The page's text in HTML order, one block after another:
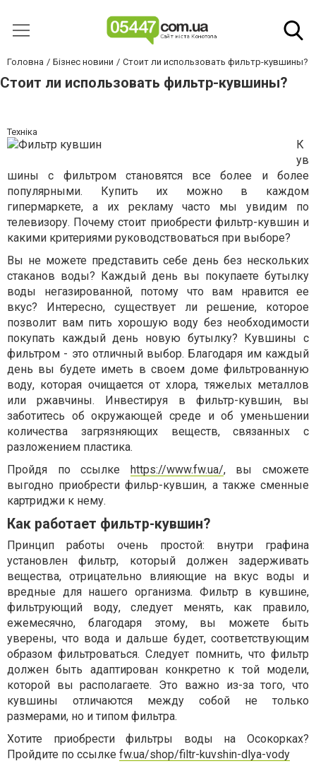
Головна Бізнес новини Стоит ли использовать фильтр-кувшины?
Стоит ли использовать фильтр-кувшины?
Техніка
К
ув
шины с фильтром становятся все более и более
популярными. Купить их можно в каждом
гипермаркете, а их рекламу часто мы увидим по
телевизору. Почему стоит приобрести фильтр-кувшин и
какими критериями руководствоваться при выборе?
Вы не можете представить себе день без нескольких
стаканов воды? Каждый день вы покупаете бутылку
воды негазированной, потому что вам нравится ее
вкус? Интересно, существует ли решение, которое
позволит вам пить хорошую воду без необходимости
покупать каждый день новую бутылку? Кувшины с
фильтром - это отличный выбор. Благодаря им каждый
день вы будете иметь в своем доме фильтрованную
воду, которая очищается от хлора, тяжелых металлов
или ржавчины. Инвестируя в фильтр-кувшин, вы
заботитесь об окружающей среде и об уменьшении
количества загрязняющих веществ, связанных с
разложением пластика.
Пройдя по ссылке https://www.fw.ua/, вы сможете
выгодно приобрести фильр-кувшин, а также сменные
картриджи к нему.
Как работает фильтр-кувшин?
Принцип работы очень простой: внутри графина
установлен фильтр, который должен задерживать
вещества, отрицательно влияющие на вкус воды и
вредные для нашего организма. Фильтр в кувшине,
фильтрующий воду, следует менять, как правило,
ежемесячно, благодаря этому, вы можете быть
уверены, что вода и дальше будет, соответствующим
образом фильтроваться. Следует помнить, что фильтр
должен быть адаптирован конкретно к той модели,
которой вы располагаете. Это важно из-за того, что
кувшины отличаются между собой не только
размерами, но и типом фильтра.
Хотите приобрести фильтры воды на Осокорках?
Пройдите по ссылке fw.ua/shop/filtr-kuvshin-dlya-vody